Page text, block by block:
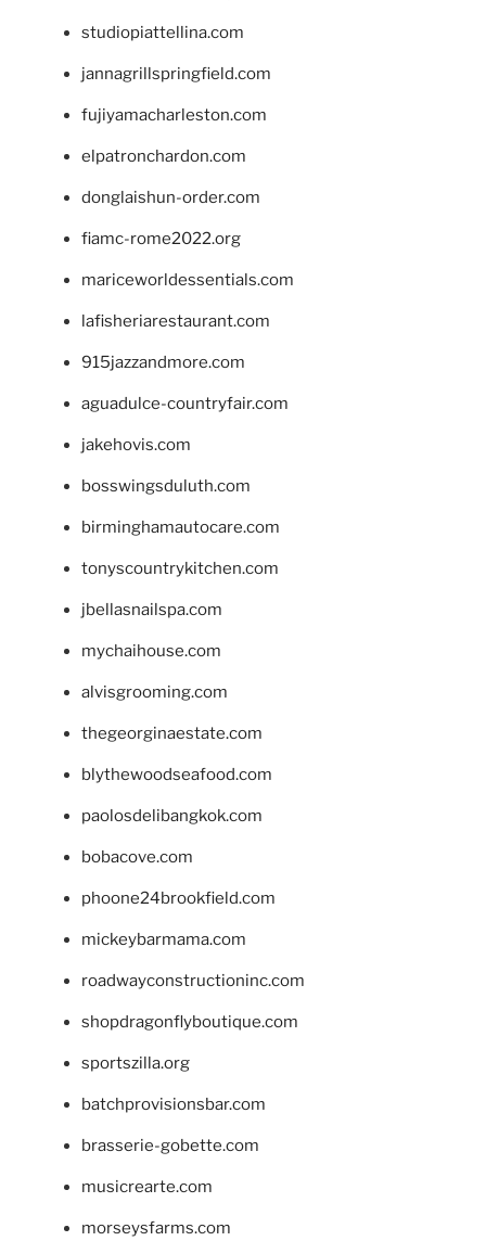
studiopiattellina.com
jannagrillspringfield.com
fujiyamacharleston.com
elpatronchardon.com
donglaishun-order.com
fiamc-rome2022.org
mariceworldessentials.com
lafisheriarestaurant.com
915jazzandmore.com
aguadulce-countryfair.com
jakehovis.com
bosswingsduluth.com
birminghamautocare.com
tonyscountrykitchen.com
jbellasnailspa.com
mychaihouse.com
alvisgrooming.com
thegeorginaestate.com
blythewoodseafood.com
paolosdelibangkok.com
bobacove.com
phoone24brookfield.com
mickeybarmama.com
roadwayconstructioninc.com
shopdragonflyboutique.com
sportszilla.org
batchprovisionsbar.com
brasserie-gobette.com
musicrearte.com
morseysfarms.com